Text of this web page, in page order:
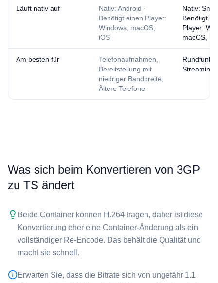
Läuft nativ auf
Nativ: Android ·
Benötigt einen Player:
Windows, macOS,
iOS
Nativ:
Benötigt
Player:
macOS,
Am besten für
Telefonaufnahmen,
Bereitstellung mit
niedriger Bandbreite,
Ältere Telefone
Rundfunk,
Streaming,
Was sich beim Konvertieren von ⁦3GP⁩
zu ⁦TS⁩ ändert
Beide Container können H.264 tragen, daher ist diese
Konvertierung eher eine Container-Änderung als ein
vollständiger Re-Encode. Das behält die Qualität und
macht sie schnell.
Erwarten Sie, dass die Bitrate sich von ungefähr 1.1